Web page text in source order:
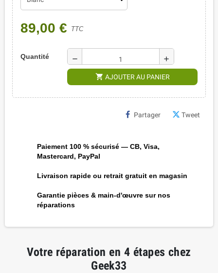
89,00 € TTC
Quantité remove add
shopping_cart AJOUTER AU PANIER
Partager Tweet
Paiement 100 % sécurisé — CB, Visa,
Mastercard, PayPal
Livraison rapide ou retrait gratuit en magasin
Garantie pièces & main-d'œuvre sur nos
réparations
Votre réparation en 4 étapes chez
Geek33